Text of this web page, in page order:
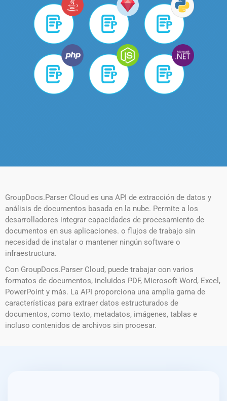
GroupDocs.Parser Cloud es una API de extracción de datos y
análisis de documentos basada en la nube. Permite a los
desarrolladores integrar capacidades de procesamiento de
documentos en sus aplicaciones. o flujos de trabajo sin
necesidad de instalar o mantener ningún software o
infraestructura.
Con GroupDocs.Parser Cloud, puede trabajar con varios
formatos de documentos, incluidos PDF, Microsoft Word, Excel,
PowerPoint y más. La API proporciona una amplia gama de
características para extraer datos estructurados de
documentos, como texto, metadatos, imágenes, tablas e
incluso contenidos de archivos sin procesar.